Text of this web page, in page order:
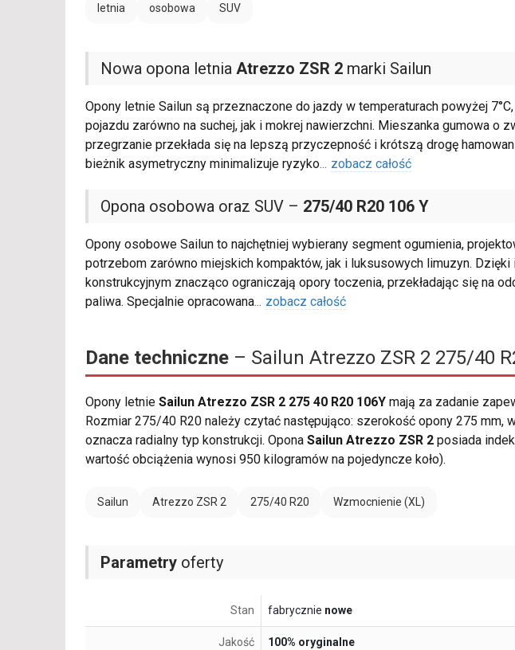
letnia osobowa SUV
Nowa opona letnia Atrezzo ZSR 2 marki Sailun
Opony letnie Sailun są przeznaczone do jazdy w temperaturach powyżej
pojazdu zarówno na suchej, jak i mokrej nawierzchni. Mieszanka gumowa o
przegrzanie przekłada się na lepszą przyczepność i krótszą drogę
bieżnik asymetryczny minimalizuje ryzyko... zobacz całość
Opona osobowa oraz SUV – 275/40 R20 106 Y
Opony osobowe Sailun to najchętniej wybierany segment ogumienia,
potrzebom zarówno miejskich kompaktów, jak i luksusowych limuzyn.
konstrukcyjnym znacząco ograniczają opory toczenia, przekładając się na
paliwa. Specjalnie opracowana... zobacz całość
Dane techniczne – Sailun Atrezzo ZSR 2 275/40
Opony letnie Sailun Atrezzo ZSR 2 275 40 R20 106Y mają za zadanie
Rozmiar 275/40 R20 należy czytać następująco: szerokość opony 275
oznacza radialny typ konstrukcji. Opona Sailun Atrezzo ZSR 2 posiada
wartość obciążenia wynosi 950 kilogramów na pojedyncze koło).
Sailun Atrezzo ZSR 2 275/40 R20 Wzmocnienie (XL)
Parametry oferty
Stan fabrycznie nowe
Jakość 100% oryginalne